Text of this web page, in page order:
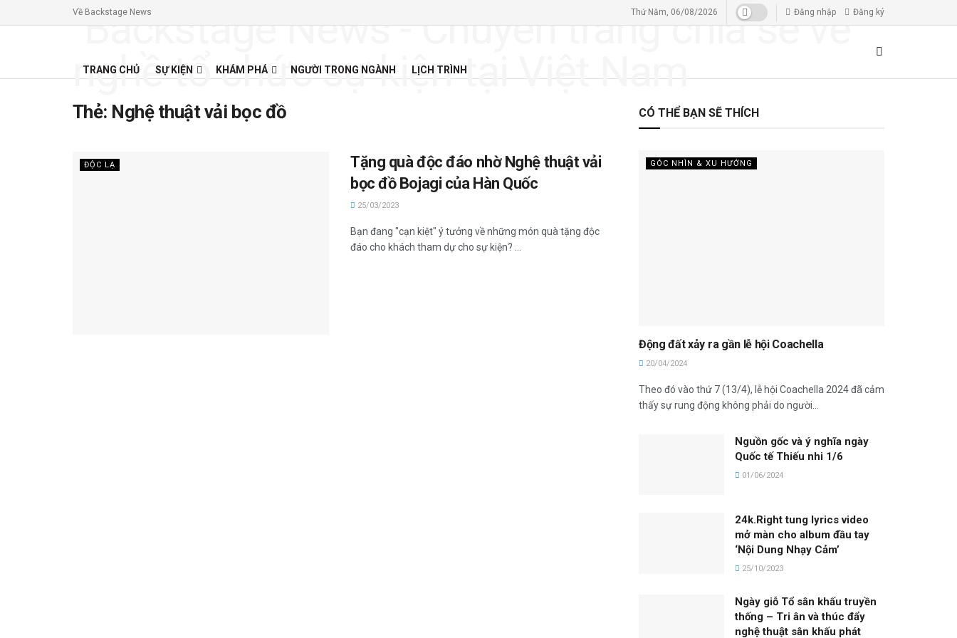
Về Backstage News Thứ Năm, 06/08/2026 Đăng nhập Đăng ký
TRANG CHỦ SỰ KIỆN KHÁM PHÁ NGƯỜI TRONG NGÀNH LỊCH TRÌNH
Thẻ: Nghệ thuật vải bọc đồ
ĐỘC LẠ
Tặng quà độc đáo nhờ Nghệ thuật vải
bọc đồ Bojagi của Hàn Quốc
25/03/2023
Bạn đang "cạn kiệt" ý tưởng về những món quà tặng độc
đáo cho khách tham dự cho sự kiện? ...
CÓ THỂ BẠN SẼ THÍCH
GÓC NHÌN & XU HƯỚNG
Động đất xảy ra gần lễ hội Coachella
20/04/2024
Theo đó vào thứ 7 (13/4), lễ hội Coachella 2024 đã cảm
thấy sự rung động không phải do người...
Nguồn gốc và ý nghĩa ngày
Quốc tế Thiếu nhi 1/6
01/06/2024
24k.Right tung lyrics video
mở màn cho album đầu tay
‘Nội Dung Nhạy Cảm’
25/10/2023
Ngày giỗ Tổ sân khấu truyền
thống – Tri ân và thúc đẩy
nghệ thuật sân khấu phát